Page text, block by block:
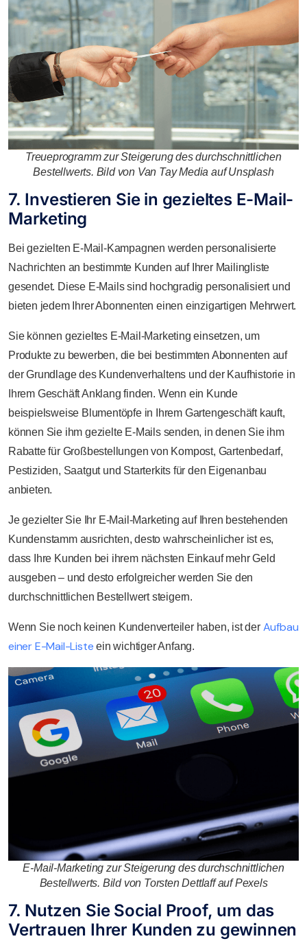
Treueprogramm zur Steigerung des durchschnittlichen
Bestellwerts. Bild von Van Tay Media auf Unsplash
7. Investieren Sie in gezieltes E-Mail-
Marketing
Bei gezielten E-Mail-Kampagnen werden personalisierte
Nachrichten an bestimmte Kunden auf Ihrer Mailingliste
gesendet. Diese E-Mails sind hochgradig personalisiert und
bieten jedem Ihrer Abonnenten einen einzigartigen Mehrwert.
Sie können gezieltes E-Mail-Marketing einsetzen, um
Produkte zu bewerben, die bei bestimmten Abonnenten auf
der Grundlage des Kundenverhaltens und der Kaufhistorie in
Ihrem Geschäft Anklang finden. Wenn ein Kunde
beispielsweise Blumentöpfe in Ihrem Gartengeschäft kauft,
können Sie ihm gezielte E-Mails senden, in denen Sie ihm
Rabatte für Großbestellungen von Kompost, Gartenbedarf,
Pestiziden, Saatgut und Starterkits für den Eigenanbau
anbieten.
Je gezielter Sie Ihr E-Mail-Marketing auf Ihren bestehenden
Kundenstamm ausrichten, desto wahrscheinlicher ist es,
dass Ihre Kunden bei ihrem nächsten Einkauf mehr Geld
ausgeben – und desto erfolgreicher werden Sie den
durchschnittlichen Bestellwert steigern.
Wenn Sie noch keinen Kundenverteiler haben, ist der Aufbau
einer E-Mail-Liste ein wichtiger Anfang.
E-Mail-Marketing zur Steigerung des durchschnittlichen
Bestellwerts. Bild von Torsten Dettlaff auf Pexels
7. Nutzen Sie Social Proof, um das
Vertrauen Ihrer Kunden zu gewinnen